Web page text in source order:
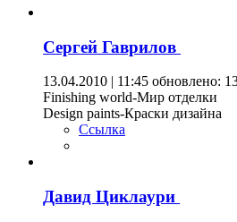
Сергей Гаврилов
13.04.2010 | 11:45 обновлено:
Finishing world-Мир отделки
Design paints-Краски дизайна
Ссылка
Давид Циклаури